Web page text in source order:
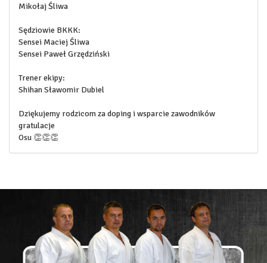
Mikołaj Śliwa
Sędziowie BKKK:
Sensei Maciej Śliwa
Sensei Paweł Grzędziński
Trener ekipy:
Shihan Sławomir Dubiel
Dziękujemy rodzicom za doping i wsparcie zawodników
gratulacje
Osu 👏👏👏